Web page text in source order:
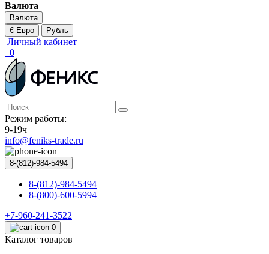
Валюта
Валюта
€ Евро
Рубль
Личный кабинет
0
Режим работы:
9-19ч
info@feniks-trade.ru
8-(812)-984-5494
8-(812)-984-5494
8-(800)-600-5994
+7-960-241-3522
0
Каталог товаров